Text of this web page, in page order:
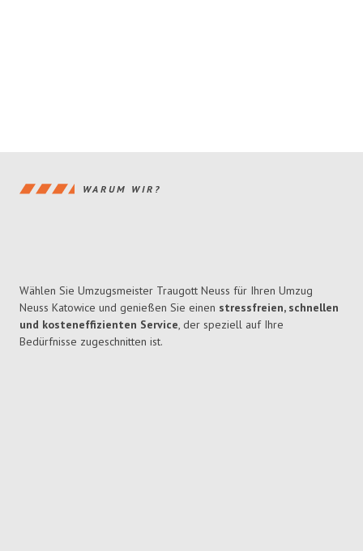
WARUM WIR?
Wählen Sie Umzugsmeister Traugott Neuss für Ihren Umzug
Neuss Katowice und genießen Sie einen stressfreien, schnellen
und kosteneffizienten Service, der speziell auf Ihre
Bedürfnisse zugeschnitten ist.